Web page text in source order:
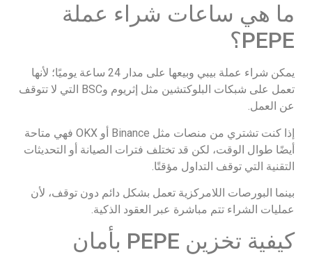
ما هي ساعات شراء عملة
PEPE؟
يمكن شراء عملة بيبي وبيعها على مدار 24 ساعة يوميًا؛ لأنها
تعمل على شبكات البلوكتشين مثل إثريوم وBSC التي لا تتوقف
عن العمل.
إذا كنت تشتري من منصات مثل Binance أو OKX فهي متاحة
أيضًا طوال الوقت، لكن قد تختلف فترات الصيانة أو التحديثات
التقنية التي توقف التداول مؤقتًا.
بينما البورصات اللامركزية تعمل بشكل دائم دون توقف، لأن
عمليات الشراء تتم مباشرة عبر العقود الذكية.
كيفية تخزين PEPE بأمان